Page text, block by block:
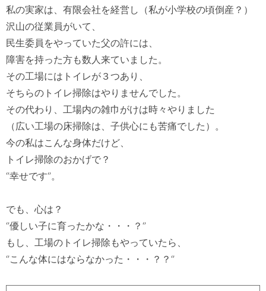
私の実家は、有限会社を経営し（私が小学校の頃倒産？）
沢山の従業員がいて、
民生委員をやっていた父の許には、
障害を持った方も数人来ていました。
その工場にはトイレが３つあり、
そちらのトイレ掃除はやりませんでした。
その代わり、工場内の雑巾がけは時々やりました
（広い工場の床掃除は、子供心にも苦痛でした）。
今の私はこんな身体だけど、
トイレ掃除のおかげで？
‘’幸せです‘’。
でも、心は？
‘’優しい子に育ったかな・・・？‘’
もし、工場のトイレ掃除もやっていたら、